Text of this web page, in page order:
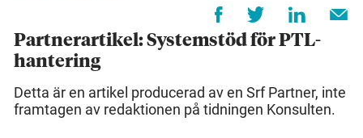
Partnerartikel: Systemstöd för PTL-
hantering
Detta är en artikel producerad av en Srf Partner, inte
framtagen av redaktionen på tidningen Konsulten.